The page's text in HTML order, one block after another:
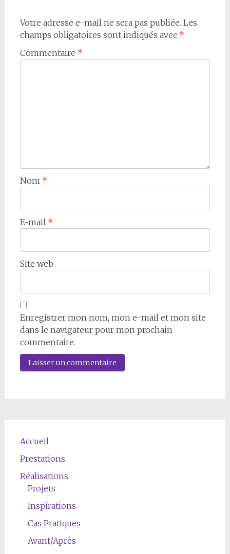
Votre adresse e-mail ne sera pas publiée. Les
champs obligatoires sont indiqués avec *
Commentaire *
Nom *
E-mail *
Site web
Enregistrer mon nom, mon e-mail et mon site
dans le navigateur pour mon prochain
commentaire.
Accueil
Prestations
Réalisations
Projets
Inspirations
Cas Pratiques
Avant/Après